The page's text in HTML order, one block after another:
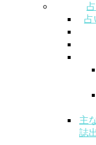
占
主
誌